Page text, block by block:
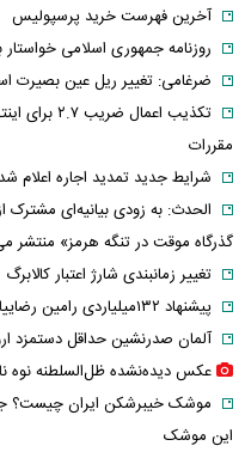
آخرین فهرست خرید پرسپولیس
روزنامه جمهوری اسلامی
ضرغامی: تغییر ریل عین
تکذیب
مقررات
شرایط جدید تمدید اجاره اعلام شد
الحدث: به زودی بیانیه‌ای مشترک
گذرگاه موقت در تنگه هرمز» منتشر
تغییر زمانبندی‌ شارژ اعتبار کالابرگ
پیشنهاد ۱۳۲میلیاردی رامین رضاییان به استقلال
آلمان صدرنشین حداقل دستمزد
عکس دیده‌نشده ظل‌السلطنه نوه
موشک خیبرشکن ایران چیست؟
این موشک